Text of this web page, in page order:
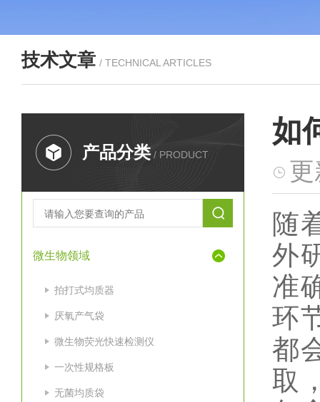
技术文章 / TECHNICAL ARTICLES
产品分类 / PRODUCT
微生物领域
拍打式均质器
厌氧产气袋
微生物荧光快速检测仪
一次性规格板
无菌均质袋
如
随
外
准
环
都
取